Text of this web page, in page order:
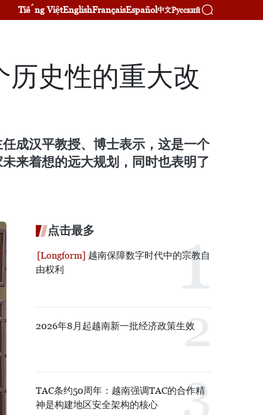
Tiếng ViệtEnglishFrançaisEspañol中文Русский
史性的重大改
成汉平教授、博士表示，这是一个
来着想的远大规划，同时也表明了
点击最多
越南保障数字时代中的宗教自
由权利
2026年8月起越南新一批经济政策生效
TAC条约50周年：越南强调TAC的合作精
神是构建地区安全架构的核心